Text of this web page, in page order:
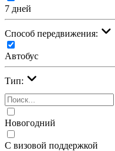
7 дней
Cпособ передвижения:
Автобус
Тип:
Новогодний
С визовой поддержкой